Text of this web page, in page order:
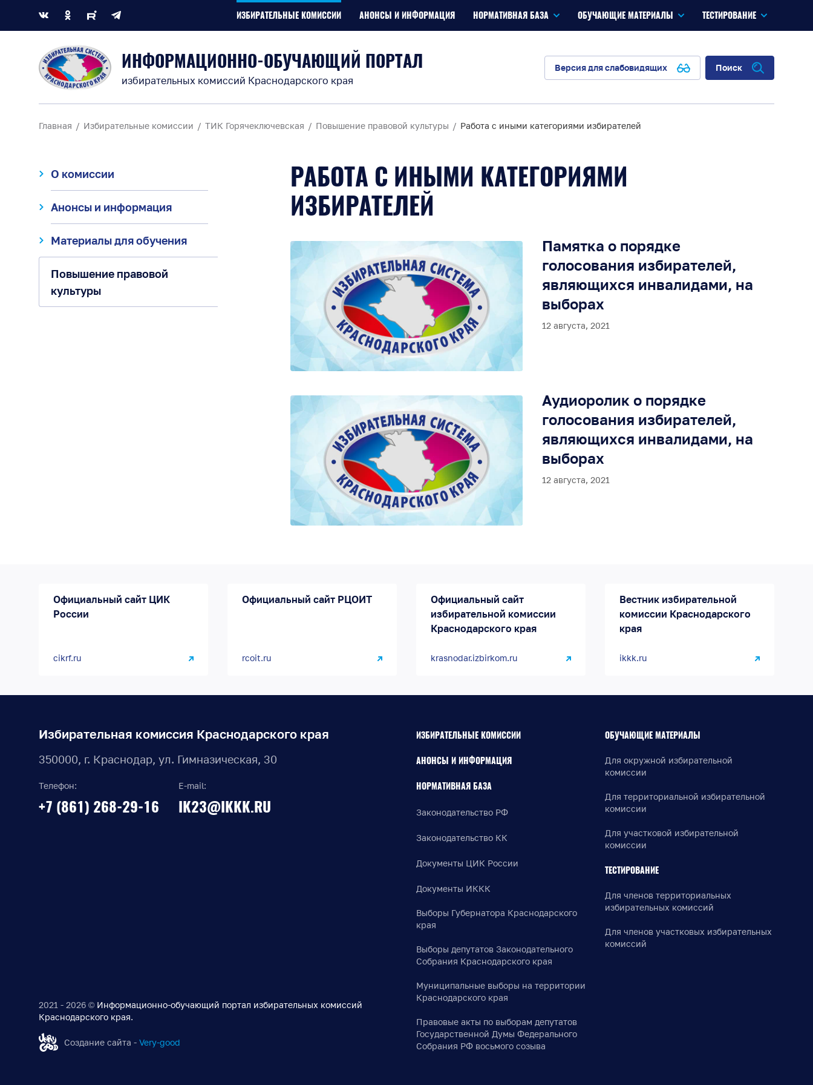
ИЗБИРАТЕЛЬНЫЕ КОМИССИИ АНОНСЫ И ИНФОРМАЦИЯ НОРМАТИВНАЯ БАЗА ОБУЧАЮЩИЕ МАТЕРИАЛЫ ТЕСТИРОВАНИЕ
ИНФОРМАЦИОННО-ОБУЧАЮЩИЙ ПОРТАЛ
избирательных комиссий Краснодарского края
Версия для слабовидящих Поиск
Главная Избирательные комиссии ТИК Горячеключевская Повышение правовой культуры Работа с иными категориями избирателей
О комиссии
Анонсы и информация
Материалы для обучения
Повышение правовой
культуры
РАБОТА С ИНЫМИ КАТЕГОРИЯМИ
ИЗБИРАТЕЛЕЙ
Памятка о порядке
голосования избирателей,
являющихся инвалидами, на
выборах
12 августа, 2021
Аудиоролик о порядке
голосования избирателей,
являющихся инвалидами, на
выборах
12 августа, 2021
Официальный сайт ЦИК
России
cikrf.ru
Официальный сайт РЦОИТ
rcoit.ru
Официальный сайт
избирательной комиссии
Краснодарского края
krasnodar.izbirkom.ru
Вестник избирательной
комиссии Краснодарского
края
ikkk.ru
Избирательная комиссия Краснодарского края
350000, г. Краснодар, ул. Гимназическая, 30
Телефон:
+7 (861) 268-29-16
E-mail:
IK23@IKKK.RU
2021 - 2026 © Информационно-обучающий портал избирательных комиссий
Краснодарского края.
Создание сайта - Very-good
ИЗБИРАТЕЛЬНЫЕ КОМИССИИ
АНОНСЫ И ИНФОРМАЦИЯ
НОРМАТИВНАЯ БАЗА
Законодательство РФ
Законодательство КК
Документы ЦИК России
Документы ИККК
Выборы Губернатора Краснодарского
края
Выборы депутатов Законодательного
Собрания Краснодарского края
Муниципальные выборы на территории
Краснодарского края
Правовые акты по выборам депутатов
Государственной Думы Федерального
Собрания РФ восьмого созыва
ОБУЧАЮЩИЕ МАТЕРИАЛЫ
Для окружной избирательной
комиссии
Для территориальной избирательной
комиссии
Для участковой избирательной
комиссии
ТЕСТИРОВАНИЕ
Для членов территориальных
избирательных комиссий
Для членов участковых избирательных
комиссий